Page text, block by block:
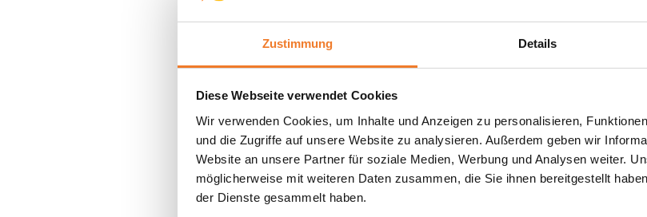
Zustimmung Details
Diese Webseite verwendet Cookies
Wir verwenden Cookies, um Inhalte und Anzeigen zu personalisieren,
und die Zugriffe auf unsere Website zu analysieren. Außerdem geben wir
Website an unsere Partner für soziale Medien, Werbung und Analysen weiter.
möglicherweise mit weiteren Daten zusammen, die Sie ihnen bereitgestellt
der Dienste gesammelt haben.